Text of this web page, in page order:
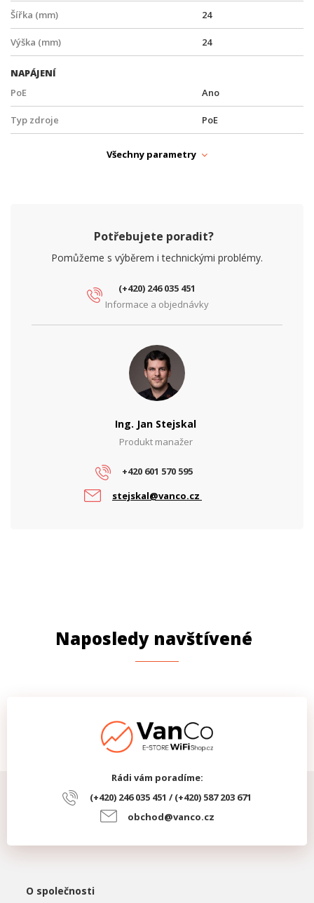
Šířka (mm) 24
Výška (mm) 24
NAPÁJENÍ
PoE
Ano
Typ zdroje PoE
PARAMETRY ETHERNET
PARAMETRY POE
Všechny parametry
Potřebujete poradit?
Pomůžeme s výběrem i technickými problémy.
(+420) 246 035 451
Informace a objednávky
Ing. Jan Stejskal
Produkt manažer
+420 601 570 595
stejskal@vanco.cz
Naposledy navštívené
Rádi vám poradíme:
(+420) 246 035 451 / (+420) 587 203 671
obchod@vanco.cz
O společnosti